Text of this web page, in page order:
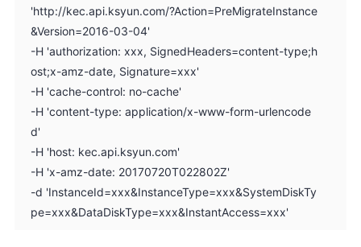
'http://kec.api.ksyun.com/?Action=PreMigrateInstance
&Version=2016-03-04'
-H 'authorization: xxx, SignedHeaders=content-type;h
ost;x-amz-date, Signature=xxx'
-H 'cache-control: no-cache'
-H 'content-type: application/x-www-form-urlencode
d'
-H 'host: kec.api.ksyun.com'
-H 'x-amz-date: 20170720T022802Z'
-d 'InstanceId=xxx&InstanceType=xxx&SystemDiskTy
pe=xxx&DataDiskType=xxx&InstantAccess=xxx'